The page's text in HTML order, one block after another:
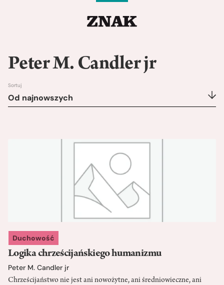
Peter M. Candler jr
Sortuj
Od najnowszych
Duchowość
Logika chrześcijańskiego humanizmu
Peter M. Candler jr
Chrześcijaństwo nie jest ani nowożytne, ani średniowieczne, ani